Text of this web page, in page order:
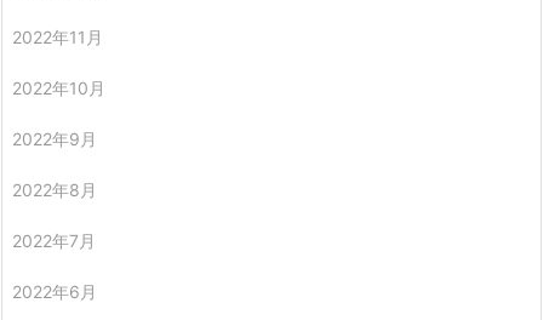
2022年11月
2022年10月
2022年9月
2022年8月
2022年7月
2022年6月